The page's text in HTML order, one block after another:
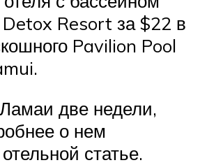
Resort за $22 в
Pavilion Pool
две недели,
о нем
статье.